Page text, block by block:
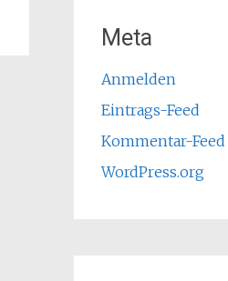
Meta
Anmelden
Eintrags-Feed
Kommentar-Feed
WordPress.org